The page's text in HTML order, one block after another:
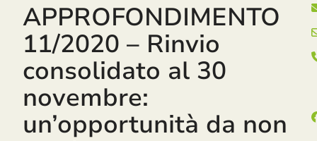
APPROFONDIMENTO
11/2020 – Rinvio
consolidato al 30
novembre:
un’opportunità da non